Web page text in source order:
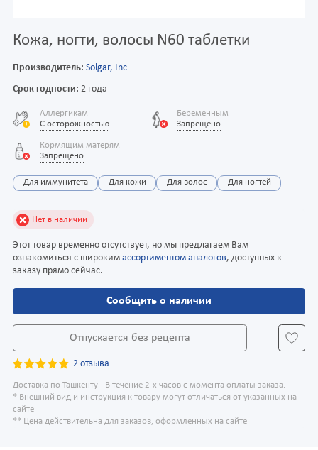
Кожа, ногти, волосы N60 таблетки
Производитель: Solgar, Inc
Срок годности: 2 года
Аллергикам
С осторожностью
Беременным
Запрещено
Кормящим матерям
Запрещено
Для иммунитета Для кожи Для волос Для ногтей
Нет в наличии
Этот товар временно отсутствует, но мы предлагаем Вам
ознакомиться с широким ассортиментом аналогов, доступных к
заказу прямо сейчас.
Сообщить о наличии
Отпускается без рецепта
2 отзыва
Доставка по Ташкенту - В течение 2-х часов с момента оплаты заказа.
* Внешний вид и инструкция к товару могут отличаться от указанных на
сайте
** Цена действительна для заказов, оформленных на сайте